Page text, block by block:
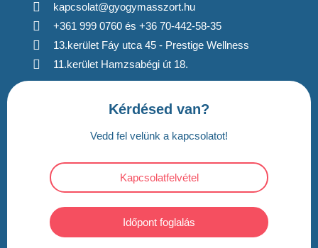
kapcsolat@gyogymasszort.hu
+361 999 0760 és +36 70-442-58-35
13.kerület Fáy utca 45 - Prestige Wellness
11.kerület Hamzsabégi út 18.
Kérdésed van?
Vedd fel velünk a kapcsolatot!
Kapcsolatfelvétel
Időpont foglalás